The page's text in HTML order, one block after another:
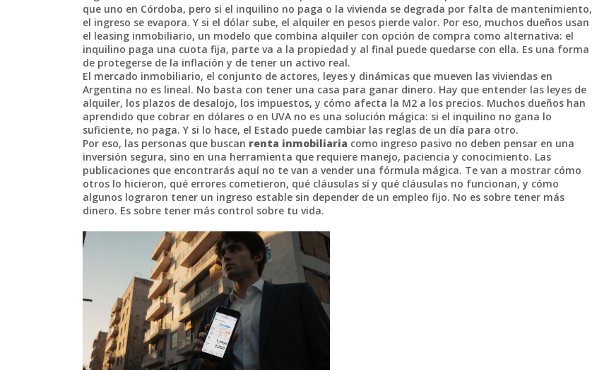
que uno en Córdoba, pero si el inquilino no paga o la vivienda se degrada por falta de mantenimiento,
el ingreso se evapora. Y si el dólar sube, el alquiler en pesos pierde valor. Por eso, muchos dueños usan
el leasing inmobiliario, un modelo que combina alquiler con opción de compra como alternativa: el
inquilino paga una cuota fija, parte va a la propiedad y al final puede quedarse con ella. Es una forma
de protegerse de la inflación y de tener un activo real.
El mercado inmobiliario, el conjunto de actores, leyes y dinámicas que mueven las viviendas en
Argentina no es lineal. No basta con tener una casa para ganar dinero. Hay que entender las leyes de
alquiler, los plazos de desalojo, los impuestos, y cómo afecta la M2 a los precios. Muchos dueños han
aprendido que cobrar en dólares o en UVA no es una solución mágica: si el inquilino no gana lo
suficiente, no paga. Y si lo hace, el Estado puede cambiar las reglas de un día para otro.
Por eso, las personas que buscan renta inmobiliaria como ingreso pasivo no deben pensar en una
inversión segura, sino en una herramienta que requiere manejo, paciencia y conocimiento. Las
publicaciones que encontrarás aquí no te van a vender una fórmula mágica. Te van a mostrar cómo
otros lo hicieron, qué errores cometieron, qué cláusulas sí y qué cláusulas no funcionan, y cómo
algunos lograron tener un ingreso estable sin depender de un empleo fijo. No es sobre tener más
dinero. Es sobre tener más control sobre tu vida.